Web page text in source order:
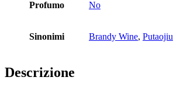
Profumo No
Sinonimi Brandy Wine, Putaojiu
Descrizione